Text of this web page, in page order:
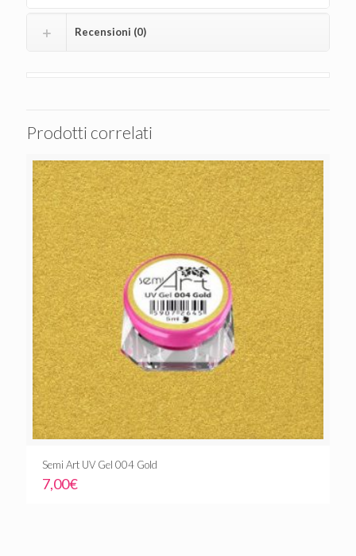
Recensioni (0)
Prodotti correlati
Semi Art UV Gel 004 Gold
7,00€